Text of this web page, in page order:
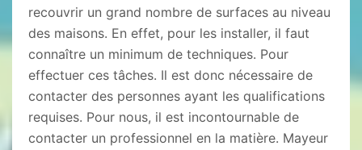
recouvrir un grand nombre de surfaces au niveau
des maisons. En effet, pour les installer, il faut
connaître un minimum de techniques. Pour
effectuer ces tâches. Il est donc nécessaire de
contacter des personnes ayant les qualifications
requises. Pour nous, il est incontournable de
contacter un professionnel en la matière. Mayeur